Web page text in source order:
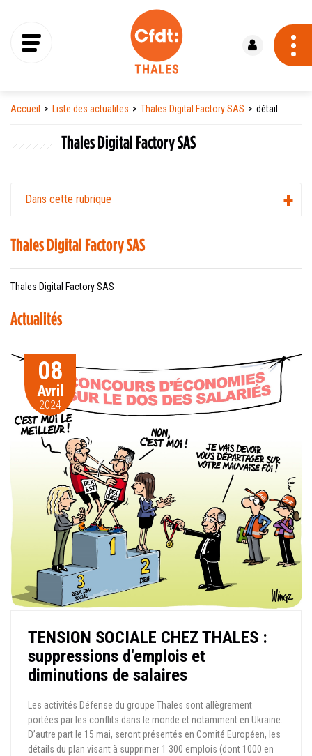
Accueil Liste des actualites Thales Digital Factory SAS détail
Thales Digital Factory SAS
Dans cette rubrique
Thales Digital Factory SAS
Thales Digital Factory SAS
Actualités
08
Avril
2024
TENSION SOCIALE CHEZ THALES :
suppressions d'emplois et
diminutions de salaires
Les activités Défense du groupe Thales sont allègrement
portées par les conflits dans le monde et notamment en Ukraine.
D’autre part le 15 mai, seront présentés en Comité Européen, les
détails du plan visant à supprimer 1 300 emplois (dont 1000 en